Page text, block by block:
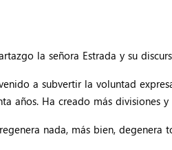
la señora Estrada y su
a subvertir la voluntad
años. Ha creado más divisiones
nada, más bien,